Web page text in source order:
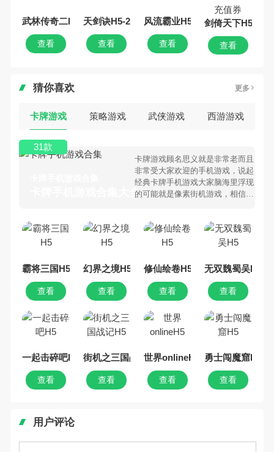
武林传奇二H5-BT
查看
天剑诀H5-2
查看
风流霸业H5-1
查看
剑倚天下H5-送
查看
猜你喜欢 更多
卡牌游戏 策略游戏 武侠游戏 西游游戏
卡牌手机游戏合集大全 >
卡牌游戏顾名思义就是非常老而且
非常受大家欢迎的手机游戏，说起
经典卡牌手机游戏大家脑海里浮现
的可能就是像素街机游戏，相信很
牌手机游戏有哪些呢？游戏今天，
乐途下载站小编芒果味的怪咖给大
集，欢迎大家前来选择下载体验
31款
霸将三国H5
查看
幻界之境H5
查看
修仙绘卷H5
查看
无双魏蜀吴H5
查看
一起击碎吧H5
查看
街机之三国战记H5
查看
世界onlineH5
查看
勇士闯魔窟H5
查看
用户评论